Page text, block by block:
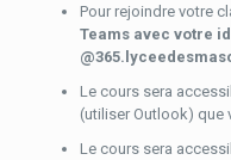
Pour rejoindre votre
Teams avec votre
Le cours sera
(utiliser Outlook) que
Le cours sera